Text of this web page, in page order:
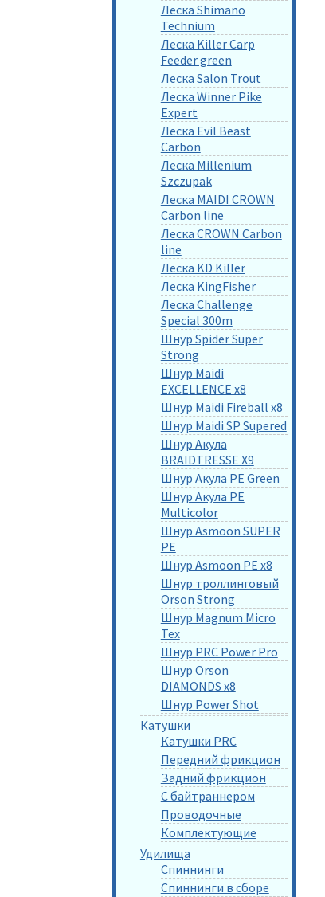
Леска Shimano
Technium
Леска Killer Carp
Feeder green
Леска Salon Trout
Леска Winner Pike
Expert
Леска Evil Beast
Carbon
Леска Millenium
Szczupak
Леска MAIDI CROWN
Carbon line
Леска CROWN Carbon
line
Леска KD Killer
Леска KingFisher
Леска Challenge
Special 300m
Шнур Spider Super
Strong
Шнур Maidi
EXCELLENCE x8
Шнур Maidi Fireball x8
Шнур Maidi SP Supered
Шнур Акула
BRAIDTRESSE X9
Шнур Акула PE Green
Шнур Акула PE
Multicolor
Шнур Asmoon SUPER
PE
Шнур Asmoon PE x8
Шнур троллинговый
Orson Strong
Шнур Magnum Micro
Tex
Шнур PRC Power Pro
Шнур Orson
DIAMONDS x8
Шнур Power Shot
Катушки
Катушки PRC
Передний фрикцион
Задний фрикцион
С байтраннером
Проводочные
Комплектующие
Удилища
Спиннинги
Спиннинги в сборе